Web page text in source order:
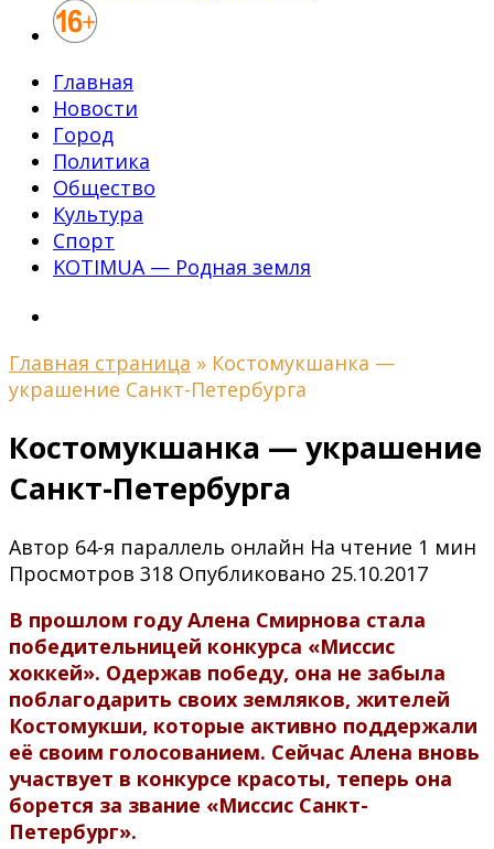
Главная
Новости
Город
Политика
Общество
Культура
Спорт
KOTIMUA — Родная земля
Главная страница » Костомукшанка —
украшение Санкт-Петербурга
Костомукшанка — украшение
Санкт-Петербурга
Автор 64-я параллель онлайн На чтение 1 мин
Просмотров 318 Опубликовано 25.10.2017
В прошлом году Алена Смирнова стала
победительницей конкурса «Миссис
хоккей». Одержав победу, она не забыла
поблагодарить своих земляков, жителей
Костомукши, которые активно поддержали
её своим голосованием. Сейчас Алена вновь
участвует в конкурсе красоты, теперь она
борется за звание «Миссис Санкт-
Петербург».